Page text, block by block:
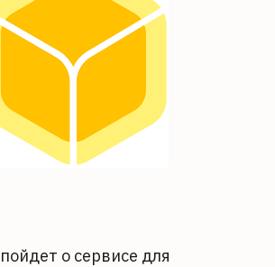
о сервисе для